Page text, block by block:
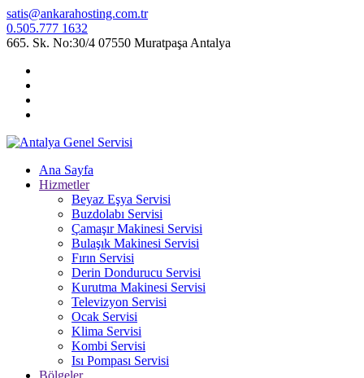
satis@ankarahosting.com.tr
0.505.777 1632
665. Sk. No:30/4 07550 Muratpaşa Antalya
Ana Sayfa
Hizmetler
Beyaz Eşya Servisi
Buzdolabı Servisi
Çamaşır Makinesi Servisi
Bulaşık Makinesi Servisi
Fırın Servisi
Derin Dondurucu Servisi
Kurutma Makinesi Servisi
Televizyon Servisi
Ocak Servisi
Klima Servisi
Kombi Servisi
Isı Pompası Servisi
Bölgeler